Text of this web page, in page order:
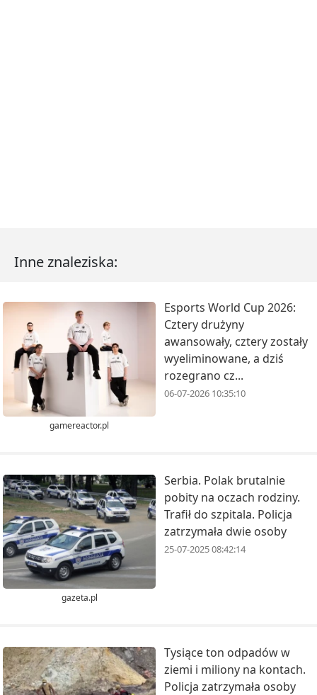
Inne znaleziska:
gamereactor.pl
Esports World Cup 2026:
Cztery drużyny
awansowały, cztery zostały
wyeliminowane, a dziś
rozegrano cz...
06-07-2026 10:35:10
gazeta.pl
Serbia. Polak brutalnie
pobity na oczach rodziny.
Trafił do szpitala. Policja
zatrzymała dwie osoby
25-07-2025 08:42:14
Tysiące ton odpadów w
ziemi i miliony na kontach.
Policja zatrzymała osoby